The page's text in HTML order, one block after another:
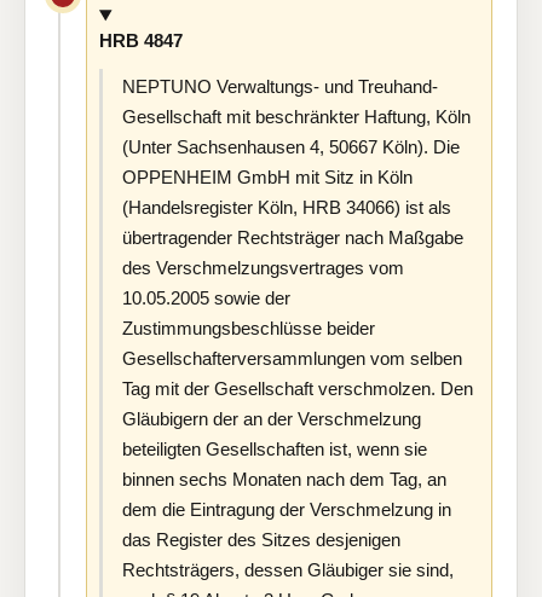
HRB 4847
NEPTUNO Verwaltungs- und Treuhand-
Gesellschaft mit beschränkter Haftung, Köln
(Unter Sachsenhausen 4, 50667 Köln). Die
OPPENHEIM GmbH mit Sitz in Köln
(Handelsregister Köln, HRB 34066) ist als
übertragender Rechtsträger nach Maßgabe
des Verschmelzungsvertrages vom
10.05.2005 sowie der
Zustimmungsbeschlüsse beider
Gesellschafterversammlungen vom selben
Tag mit der Gesellschaft verschmolzen. Den
Gläubigern der an der Verschmelzung
beteiligten Gesellschaften ist, wenn sie
binnen sechs Monaten nach dem Tag, an
dem die Eintragung der Verschmelzung in
das Register des Sitzes desjenigen
Rechtsträgers, dessen Gläubiger sie sind,